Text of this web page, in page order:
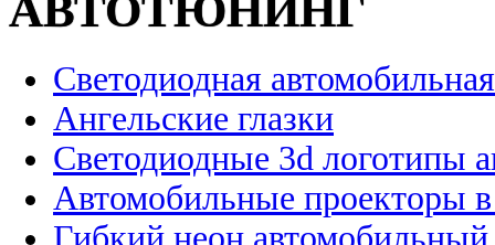
АВТОТЮНИНГ
Светодиодная
Ангельские глазки
Светодиодные 3d логотипы
Автомобильные проекторы